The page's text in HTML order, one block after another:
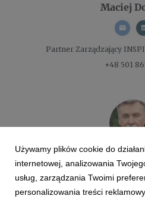
Maciej
Partner Zarządzający
+48 501
Witold
Używamy plików cookie do
internetowej, analizowania
usług, zarządzania Twoimi
personalizowania treści